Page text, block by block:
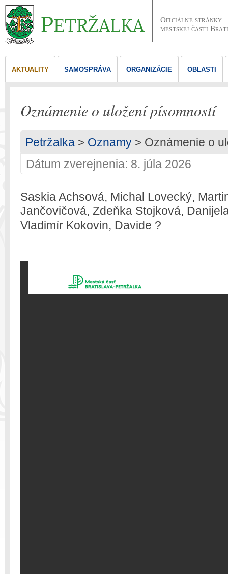
Oficiálne stránky
mestskej časti
AKTUALITY SAMOSPRÁVA ORGANIZÁCIE OBLASTI
Oznámenie o uložení písomností
Petržalka > Oznamy > Oznámenie o
Dátum zverejnenia: 8. júla 2026
Saskia Achsová, Michal Lovecký,
Jančovičová, Zdeňka Stojková,
Vladimír Kokovin, Davide ?